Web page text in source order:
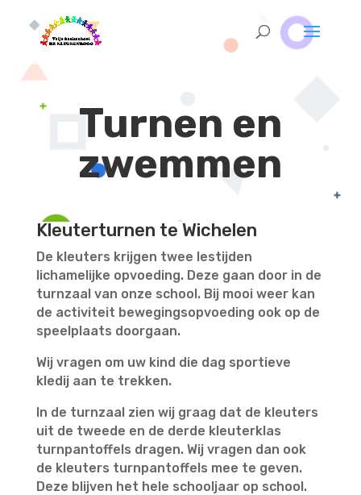
Turnen en
zwemmen
Kleuterturnen te Wichelen
De kleuters krijgen twee lestijden
lichamelijke opvoeding. Deze gaan door in de
turnzaal van onze school. Bij mooi weer kan
de activiteit bewegingsopvoeding ook op de
speelplaats doorgaan.
Wij vragen om uw kind die dag sportieve
kledij aan te trekken.
In de turnzaal zien wij graag dat de kleuters
uit de tweede en de derde kleuterklas
turnpantoffels dragen. Wij vragen dan ook
de kleuters turnpantoffels mee te geven.
Deze blijven het hele schooljaar op school.